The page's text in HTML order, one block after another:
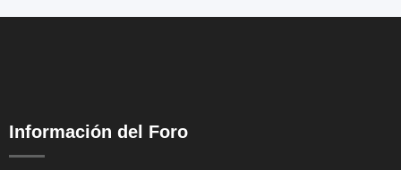
Información del Foro